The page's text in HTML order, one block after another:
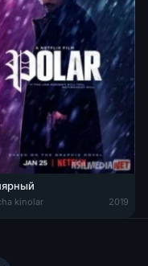
HD/ Polar Tas-IX
kinolar 2019